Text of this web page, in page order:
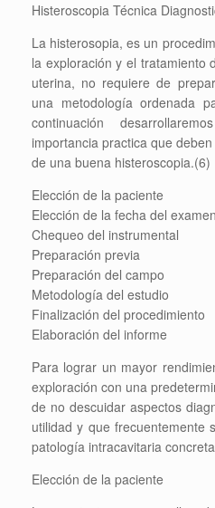
Histeroscopia Técnica
La histerosopia, es un
la exploración y el tratamiento
uterina, no requiere de
una metodología ordenada
continuación
importancia practica que
de una buena histeroscopia.(6)
Elección de la paciente
Elección de la fecha del examen
Chequeo del instrumental
Preparación previa
Preparación del campo
Metodología del estudio
Finalización del procedimiento
Elaboración del informe
Para lograr un mayor
exploración con una
de no descuidar aspectos
utilidad y que frecuentemente
patología intracavitaria
Elección de la paciente